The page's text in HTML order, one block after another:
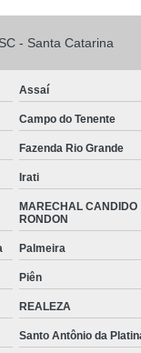
Aço
Tinta
Portão de Aço
Diâmetros
de Aço Vincado
Aço Carbono
Aço Carbono
de Aço Viga de
Viga U de Aço
de Aço
SC - Santa Catarina
Assaí
Campo do Tenente
Fazenda Rio Grande
Irati
MARECHAL CANDIDO
RONDON
Palmeira
Piên
REALEZA
Santo Antônio da